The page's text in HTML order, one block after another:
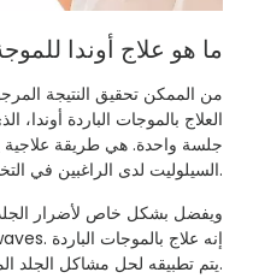
ما هو علاج أوندا
من الممكن تحقيق النتيجة
العلاج بالموجات الباردة
جلسة واحدة. هي طريقة علاجية
السيلوليت لدى الراغبين في التخسيس وعلامات التمدد الناتجة عنها.
ويفضل بشكل خاص لأضرار
يتم تطبيقه لحل مشاكل الجلد المترهل والسيلوليت وكذلك لشد الجلد.